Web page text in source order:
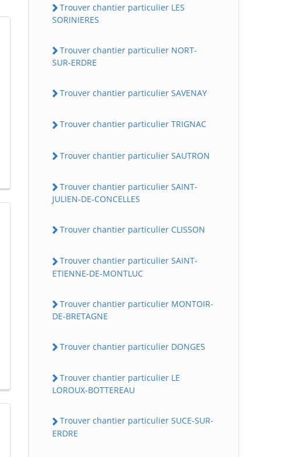
Trouver chantier particulier LES
SORINIERES
Trouver chantier particulier NORT-
SUR-ERDRE
Trouver chantier particulier SAVENAY
Trouver chantier particulier TRIGNAC
Trouver chantier particulier SAUTRON
Trouver chantier particulier SAINT-
JULIEN-DE-CONCELLES
Trouver chantier particulier CLISSON
Trouver chantier particulier SAINT-
ETIENNE-DE-MONTLUC
Trouver chantier particulier MONTOIR-
DE-BRETAGNE
Trouver chantier particulier DONGES
Trouver chantier particulier LE
LOROUX-BOTTEREAU
Trouver chantier particulier SUCE-SUR-
ERDRE